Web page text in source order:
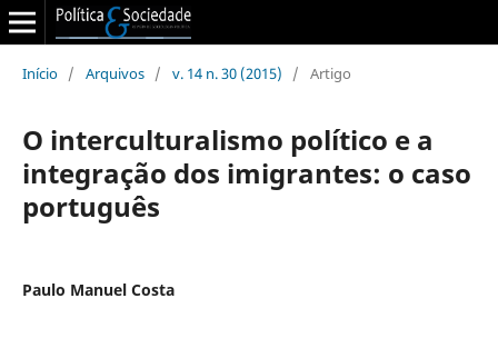
Início / Arquivos / v. 14 n. 30 (2015) / Artigo
O interculturalismo político e a
integração dos imigrantes: o caso
português
Paulo Manuel Costa